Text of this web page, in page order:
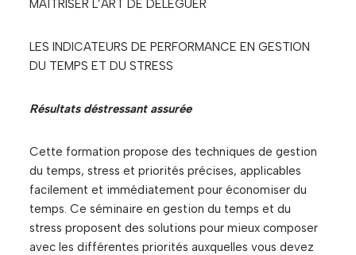
MAÎTRISER L’ART DE DÉLÉGUER
LES INDICATEURS DE PERFORMANCE EN GESTION
DU TEMPS ET DU STRESS
Résultats déstressant assurée
Cette formation propose des techniques de gestion
du temps, stress et priorités précises, applicables
facilement et immédiatement pour économiser du
temps. Ce séminaire en gestion du temps et du
stress proposent des solutions pour mieux composer
avec les différentes priorités auxquelles vous devez